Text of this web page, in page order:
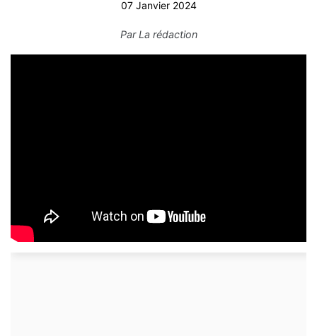
07 Janvier 2024
ParLa rédaction